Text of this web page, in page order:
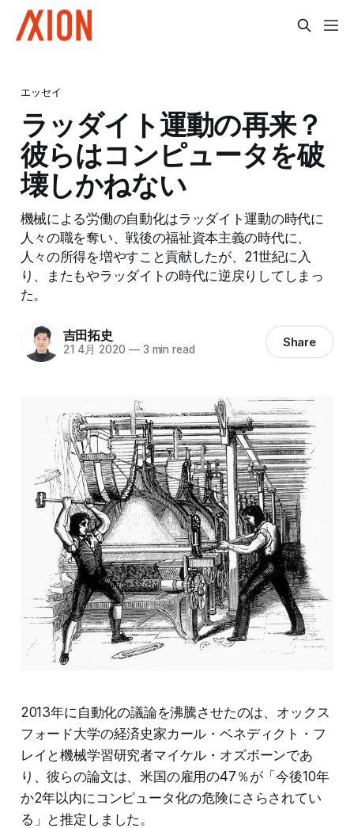
エッセイ
ラッダイト運動の再来？
彼らはコンピュータを破
壊しかねない
機械による労働の自動化はラッダイト運動の時代に
人々の職を奪い、戦後の福祉資本主義の時代に、
人々の所得を増やすこと貢献したが、21世紀に入
り、またもやラッダイトの時代に逆戻りしてしまっ
た。
吉田拓史
21 4月 2020 —3 min read Share
2013年に自動化の議論を沸騰させたのは、オックス
フォード大学の経済史家カール・ベネディクト・フ
レイと機械学習研究者マイケル・オズボーンであ
り、彼らの論文は、米国の雇用の47％が「今後10年
か2年以内にコンピュータ化の危険にさらされてい
る」と推定しました。